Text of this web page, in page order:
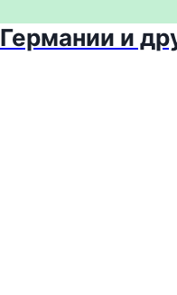
и